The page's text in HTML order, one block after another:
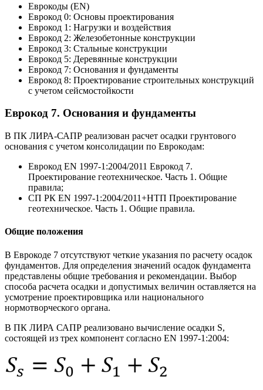
Еврокоды (EN)
Еврокод 0: Основы проектирования
Еврокод 1: Нагрузки и воздействия
Еврокод 2: Железобетонные конструкции
Еврокод 3: Стальные конструкции
Еврокод 5: Деревянные конструкции
Еврокод 7: Основания и фундаменты
Еврокод 8: Проектирование строительных конструкций
с учетом сейсмостойкости
Еврокод 7. Основания и фундаменты
В ПК ЛИРА-САПР реализован расчет осадки грунтового
основания с учетом консолидации по Еврокодам:
Еврокод EN 1997-1:2004/2011 Еврокод 7.
Проектирование геотехническое. Часть 1. Общие
правила;
СП РК EN 1997-1:2004/2011+НТП Проектирование
геотехническое. Часть 1. Общие правила.
Общие положения
В Еврокоде 7 отсутствуют четкие указания по расчету осадок
фундаментов. Для определения значений осадок фундамента
представлены общие требования и рекомендации. Выбор
способа расчета осадки и допустимых величин оставляется на
усмотрение проектировщика или национального
нормотворческого органа.
В ПК ЛИРА САПР реализовано вычисление осадки S,
состоящей из трех компонент согласно EN 1997-1:2004: